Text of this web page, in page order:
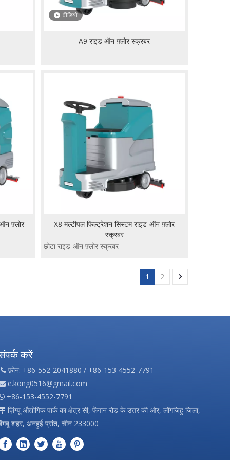
वीडियो
A9 राइड ऑन फ़्लोर स्क्रबर
फ़्लोर
X8 मल्टीपल फिल्ट्रेशन सिस्टम राइड-ऑन फ़्लोर
स्क्रबर
छोटा राइड-ऑन फ़्लोर स्क्रबर
1 2
करें
फ़ोन: +86-552-2041880 / +86-153-4552-7791
e.kong0516@gmail.com
+86-153-4552-7791
ज़िंग्यू औद्योगिक पार्क का क्षेत्र सी, फेंगान रोड के उत्तर की ओर, लोंगज़िहु जिला,
शहर, अनहुई प्रांत, चीन 233000